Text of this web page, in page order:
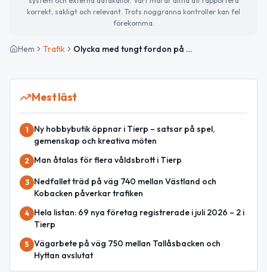
korrekt, sakligt och relevant. Trots noggranna kontroller kan fel
förekomma.
Hem Trafik Olycka med tungt fordon på E4 mellan Tierp och Mehedeby
Mest läst
1
Ny hobbybutik öppnar i Tierp – satsar på spel,
gemenskap och kreativa möten
2 Man åtalas för flera våldsbrott i Tierp
3
Nedfallet träd på väg 740 mellan Västland och
Kobacken påverkar trafiken
4
Hela listan: 69 nya företag registrerade i juli 2026 – 2 i
Tierp
5 Vägarbete på väg 750 mellan Tallåsbacken och
Hyttan avslutat